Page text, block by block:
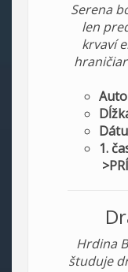
Serena
len
krvaví
1.
Hrdina
študuje